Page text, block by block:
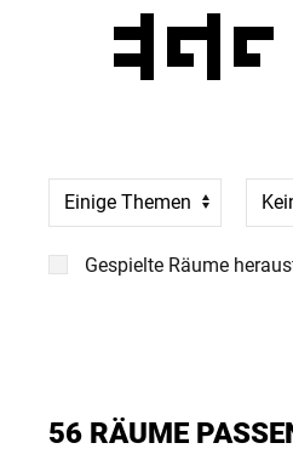
Einige Themen
Gespielte Räume
56 RÄUME